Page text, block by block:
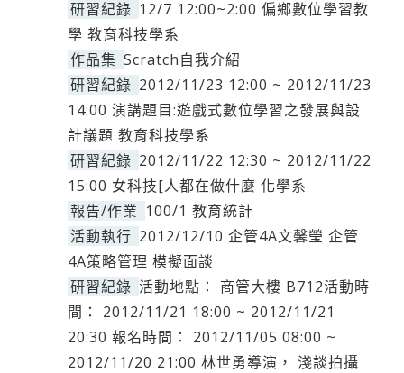
研習紀錄 12/7 12:00~2:00 偏鄉數位學習教
學 教育科技學系
作品集 Scratch自我介紹
研習紀錄 2012/11/23 12:00 ~ 2012/11/23
14:00 演講題目:遊戲式數位學習之發展與設
計議題 教育科技學系
研習紀錄 2012/11/22 12:30 ~ 2012/11/22
15:00 女科技[人都在做什麼 化學系
報告/作業 100/1 教育統計
活動執行 2012/12/10 企管4A文馨瑩 企管
4A策略管理 模擬面談
研習紀錄 活動地點： 商管大樓 B712活動時
間： 2012/11/21 18:00 ~ 2012/11/21
20:30 報名時間： 2012/11/05 08:00 ~
2012/11/20 21:00 林世勇導演， 淺談拍攝